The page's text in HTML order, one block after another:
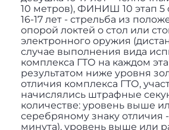
10 метров), ФИНИШ 10 этап 5
16-17 лет - стрельба из
опорой локтей о стол или
электронного оружия
случае выполнения вида
комплекса ГТО на каждом
результатом ниже уровня
отличия комплекса ГТО,
начислялись штрафные
количестве: уровень выше
серебряному знаку отличия -
минута), уровень выше или